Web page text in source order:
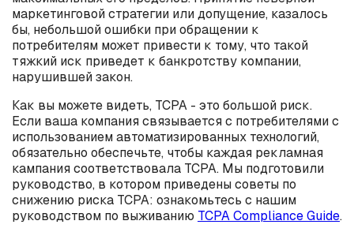
маркетинговой стратегии или допущение, казалось
бы, небольшой ошибки при обращении к
потребителям может привести к тому, что такой
тяжкий иск приведет к банкротству компании,
нарушившей закон.
Как вы можете видеть, TCPA - это большой риск.
Если ваша компания связывается с потребителями с
использованием автоматизированных технологий,
обязательно обеспечьте, чтобы каждая рекламная
кампания соответствовала TCPA. Мы подготовили
руководство, в котором приведены советы по
снижению риска TCPA: ознакомьтесь с нашим
руководством по выживанию TCPA Compliance Guide.